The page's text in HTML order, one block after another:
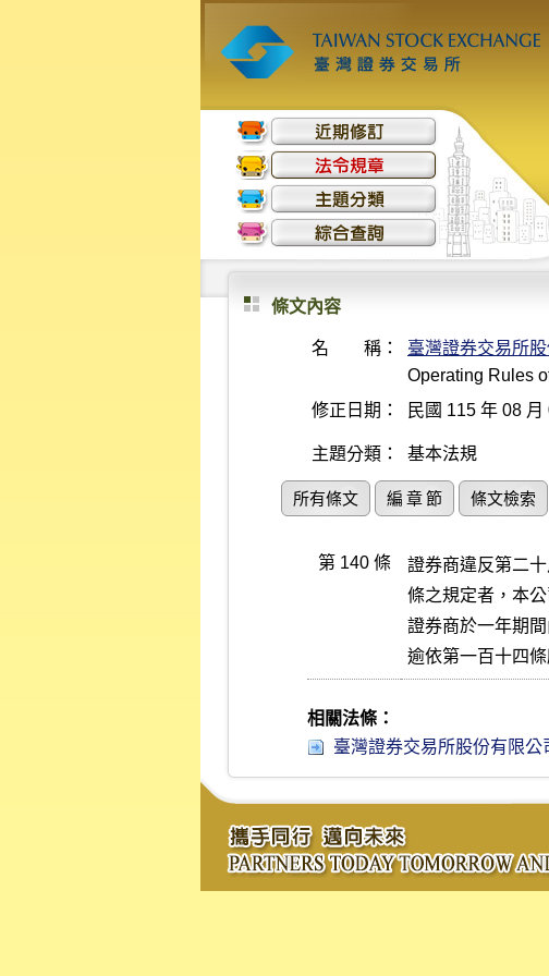
條文內容
名 稱： 臺灣證券交易所
Operating Rules
修正日期：
民國 115 年 08 月
主題分類： 基本法規
所有條文 編 章 節 條文檢索
第 140 條
證券商違反第二
條之規定者，本
證券商於一年期
逾依第一百十四
相關法條：
臺灣證券交易所股份有限